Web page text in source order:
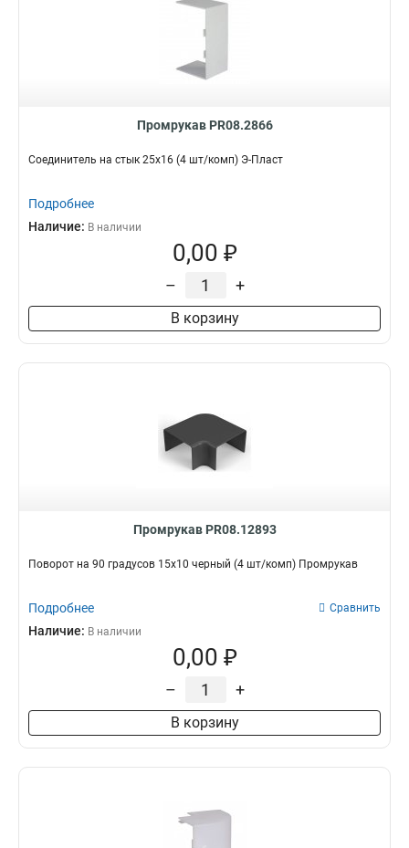
Промрукав PR08.2866
Соединитель на стык 25х16 (4 шт/комп) Э-Пласт
Подробнее
Наличие: В наличии
0,00 ₽
– +
В корзину
Промрукав PR08.12893
Поворот на 90 градусов 15х10 черный (4 шт/комп) Промрукав
Подробнее Сравнить
Наличие: В наличии
0,00 ₽
– +
В корзину